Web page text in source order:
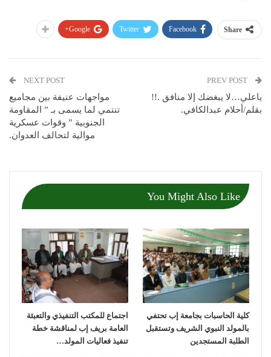
Share
Facebook
Twitter
Google+
ياعلي…لا يبغضك إلا منافق .!!
بقلم/أحلام عبدالكافي.
NEXT POST
مواجهات عنيفة بين مجاميع
تنتمي لما يسمى بـ ” المقاومة
الجنوبية ” وقوات عسكرية
موالية لتحالف العدوان.
You Might Also Like
كلية الحاسبات بجامعة إب تحتفي
بالمولد النبوي الشريف وتستقبل
الطلبة المستجدين
اجتماع للمكتب التنفيذي والتعبئة
العامة بريف إب لمناقشة خطة
تنفيذ فعاليات المولد…